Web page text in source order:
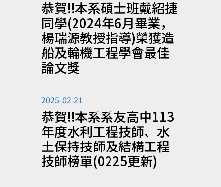
恭賀!!本系碩士班戴紹捷
同學(2024年6月畢業，
楊瑞源教授指導)榮獲造
船及輪機工程學會最佳
論文獎
2025-02-21
恭賀!!本系系友高中113
年度水利工程技師、水
土保持技師及結構工程
技師榜單(0225更新)